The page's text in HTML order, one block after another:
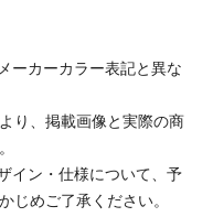
ーカーカラー表記と異な
り、掲載画像と実際の商
イン・仕様について、予
じめご了承ください。